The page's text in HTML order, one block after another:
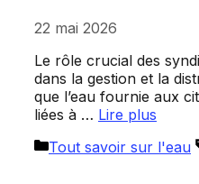
22 mai 2026
Le rôle crucial des
dans la gestion et la
que l’eau fournie aux
liées à … Lire plus
Catégories
Tout savoir sur l'eau